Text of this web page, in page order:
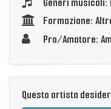
Formazione:
Pro/Amatore:
Questo artista